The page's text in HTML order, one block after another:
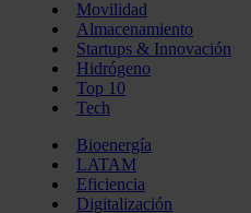
Movilidad
Almacenamiento
Startups & Innovación
Hidrógeno
Top 10
Tech
Bioenergía
LATAM
Eficiencia
Digitalización